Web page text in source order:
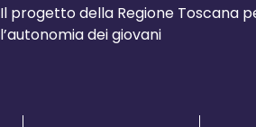
Il progetto della Regione Toscana
l’autonomia dei giovani